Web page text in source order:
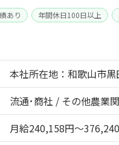
あり 年間休日100日以上
本社所在地：和歌山市
流通･商社 / その他農業
月給240,158円～